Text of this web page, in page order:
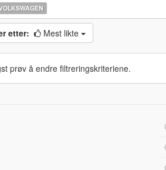
etter: Mest likte
prøv å endre filtreringskriteriene.